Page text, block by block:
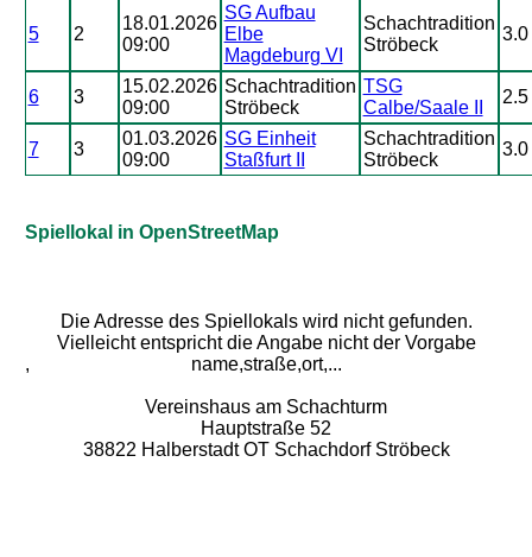
5 2
18.01.2026
09:00
SG Aufbau
Elbe
Magdeburg VI
Schachtradition
Ströbeck
3.0
6 3
15.02.2026
09:00
Schachtradition
Ströbeck
TSG
Calbe/Saale II
2.5
7 3
01.03.2026
09:00
SG Einheit
Staßfurt II
Schachtradition
Ströbeck
3.0
Spiellokal in OpenStreetMap
Die Adresse des Spiellokals wird nicht gefunden.
Vielleicht entspricht die Angabe nicht der Vorgabe
name,straße,ort,...
Vereinshaus am Schachturm
Hauptstraße 52
38822 Halberstadt OT Schachdorf Ströbeck
,